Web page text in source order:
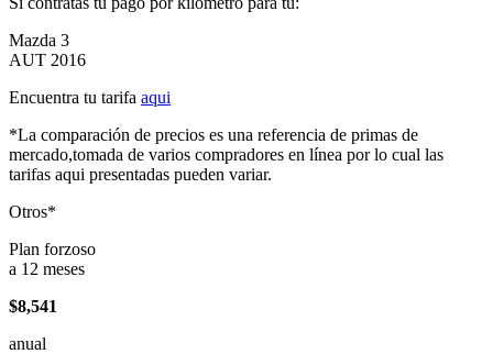
Mazda 3
AUT 2016
Encuentra tu tarifa aqui
*La comparación de precios es una referencia de primas de
mercado,tomada de varios compradores en línea por lo cual las
tarifas aqui presentadas pueden variar.
Otros*
Plan forzoso
a 12 meses
$8,541
anual